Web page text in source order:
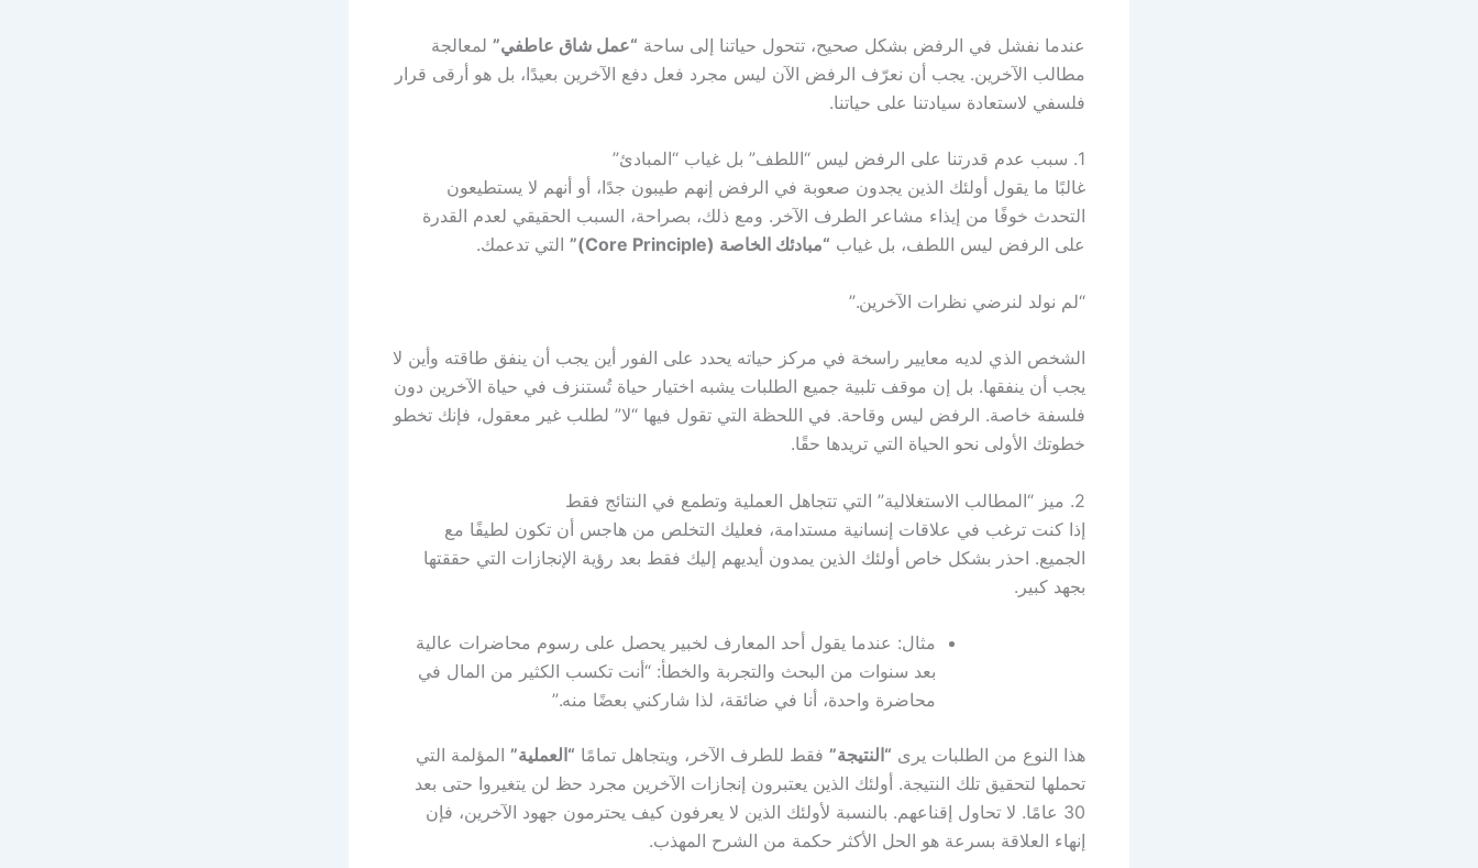
عندما نفشل في الرفض بشكل صحيح، تتحول حياتنا إلى ساحة “عمل شاق عاطفي” لمعالجة
مطالب الآخرين. يجب أن نعرّف الرفض الآن ليس مجرد فعل دفع الآخرين بعيدًا، بل هو أرقى قرار
فلسفي لاستعادة سيادتنا على حياتنا.
1. سبب عدم قدرتنا على الرفض ليس “اللطف” بل غياب “المبادئ”
غالبًا ما يقول أولئك الذين يجدون صعوبة في الرفض إنهم طيبون جدًا، أو أنهم لا يستطيعون
التحدث خوفًا من إيذاء مشاعر الطرف الآخر. ومع ذلك، بصراحة، السبب الحقيقي لعدم القدرة
على الرفض ليس اللطف، بل غياب “مبادئك الخاصة (Core Principle)” التي تدعمك.
“لم نولد لنرضي نظرات الآخرين.”
الشخص الذي لديه معايير راسخة في مركز حياته يحدد على الفور أين يجب أن ينفق طاقته وأين لا
يجب أن ينفقها. بل إن موقف تلبية جميع الطلبات يشبه اختيار حياة تُستنزف في حياة الآخرين دون
فلسفة خاصة. الرفض ليس وقاحة. في اللحظة التي تقول فيها “لا” لطلب غير معقول، فإنك تخطو
خطوتك الأولى نحو الحياة التي تريدها حقًا.
2. ميز “المطالب الاستغلالية” التي تتجاهل العملية وتطمع في النتائج فقط
إذا كنت ترغب في علاقات إنسانية مستدامة، فعليك التخلص من هاجس أن تكون لطيفًا مع
الجميع. احذر بشكل خاص أولئك الذين يمدون أيديهم إليك فقط بعد رؤية الإنجازات التي حققتها
بجهد كبير.
مثال: عندما يقول أحد المعارف لخبير يحصل على رسوم محاضرات عالية
بعد سنوات من البحث والتجربة والخطأ: “أنت تكسب الكثير من المال في
محاضرة واحدة، أنا في ضائقة، لذا شاركني بعضًا منه.”
هذا النوع من الطلبات يرى “النتيجة” فقط للطرف الآخر، ويتجاهل تمامًا “العملية” المؤلمة التي
تحملها لتحقيق تلك النتيجة. أولئك الذين يعتبرون إنجازات الآخرين مجرد حظ لن يتغيروا حتى بعد
30 عامًا. لا تحاول إقناعهم. بالنسبة لأولئك الذين لا يعرفون كيف يحترمون جهود الآخرين، فإن
إنهاء العلاقة بسرعة هو الحل الأكثر حكمة من الشرح المهذب.